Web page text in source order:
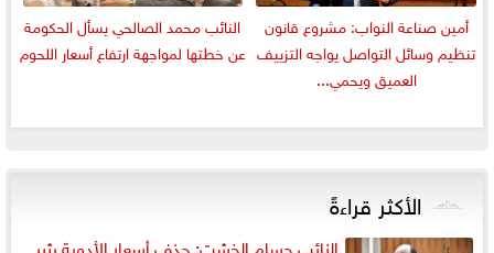
أمين صناعة النواب: مشروع قانون
تنظيم وسائل التواصل يواجه التزييف
العميق ويحمي...
النائب محمد الصالحي يسأل الحكومة
عن خطتها لمواجهة ارتفاع أسعار اللحوم
الأكثر قراءةً